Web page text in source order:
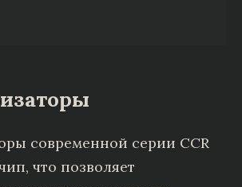
современной серии CCR
что позволяет